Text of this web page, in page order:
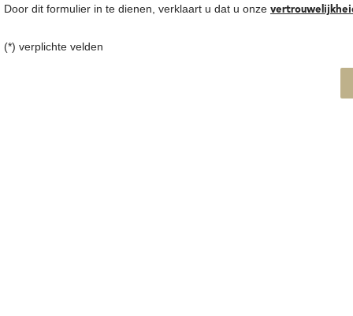
Door dit formulier in te dienen, verklaart u dat u onze
(*) verplichte velden